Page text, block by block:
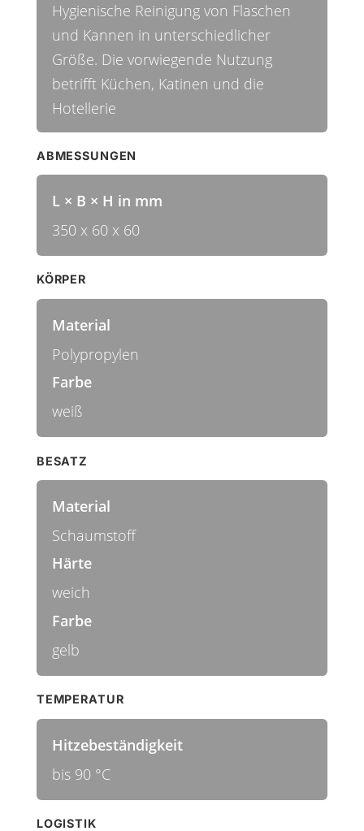
Hygienische Reinigung von Flaschen
und Kannen in unterschiedlicher
Größe. Die vorwiegende Nutzung
betrifft Küchen, Katinen und die
Hotellerie
ABMESSUNGEN
L × B × H in mm
350 x 60 x 60
KÖRPER
Material
Polypropylen
Farbe
weiß
BESATZ
Material
Schaumstoff
Härte
weich
Farbe
gelb
TEMPERATUR
Hitzebeständigkeit
bis 90 °C
LOGISTIK